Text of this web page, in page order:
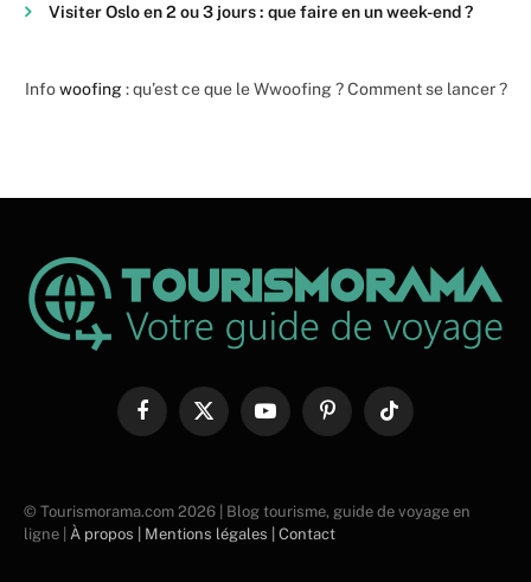
Visiter Oslo en 2 ou 3 jours : que faire en un week-end ?
Infowoofing: qu’est ce que le Wwoofing ? Comment se lancer ?
FacebookX
YouTubePinterestTikTok
© Tourismorama.com 2026 | Blog tourisme, guide de voyage en
ligne | À propos | Mentions légales | Contact